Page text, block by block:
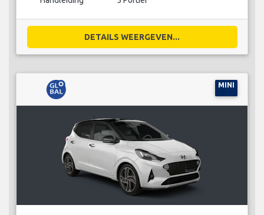
DETAILS WEERGEVEN...
MINI